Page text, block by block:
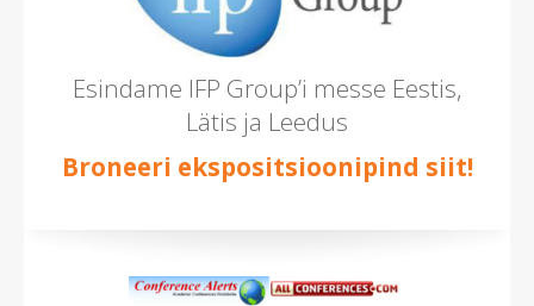
Esindame IFP Group’i messe Eestis,
Lätis ja Leedus
Broneeri ekspositsioonipind siit!